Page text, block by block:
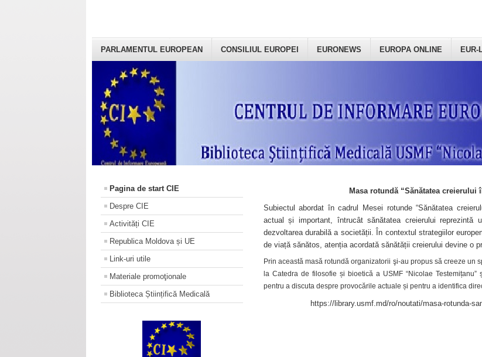
PARLAMENTUL EUROPEAN CONSILIUL EUROPEI EURONEWS EUROPA ONLINE EUR-
Pagina de start CIE
Despre CIE
Activități CIE
Republica Moldova și UE
Link-uri utile
Materiale promoţionale
Biblioteca Științifică Medicală
Masa rotundă “Sănătatea
Subiectul abordat în cadrul Mesei rotunde “Sănătatea
actual și important, întrucât sănătatea creierului reprezintă
dezvoltarea durabilă a societății. În contextul strategiilor
de viață sănătos, atenția acordată sănătății creierului devine o
Prin această masă rotundă organizatorii şi-au propus să creeze
la Catedra de filosofie și bioetică a USMF “Nicolae
pentru a discuta despre provocările actuale și pentru a identifica
https://library.usmf.md/ro/noutati/masa-rotunda-